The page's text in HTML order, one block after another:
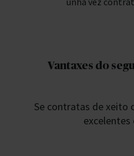
Vantaxes do
Se contratas de xeito